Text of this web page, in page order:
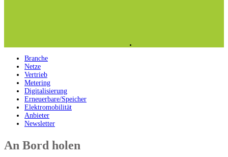
Branche
Netze
Vertrieb
Metering
Digitalisierung
Erneuerbare/Speicher
Elektromobilität
Anbieter
Newsletter
An Bord holen